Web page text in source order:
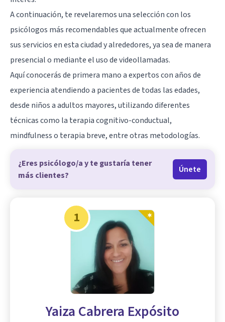
A continuación, te revelaremos una selección con los
psicólogos más recomendables que actualmente ofrecen
sus servicios en esta ciudad y alrededores, ya sea de manera
presencial o mediante el uso de videollamadas.
Aquí conocerás de primera mano a expertos con años de
experiencia atendiendo a pacientes de todas las edades,
desde niños a adultos mayores, utilizando diferentes
técnicas como la terapia cognitivo-conductual,
mindfulness o terapia breve, entre otras metodologías.
¿Eres psicólogo/a y te gustaría tener
más clientes?
Únete
1
Yaiza Cabrera Expósito